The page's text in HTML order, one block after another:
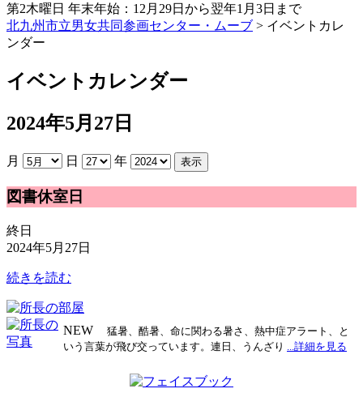
第2木曜日 年末年始：12月29日から翌年1月3日まで
北九州市立男女共同参画センター・ムーブ > イベントカレ
ンダー
イベントカレンダー
2024年5月27日
月 日 年
図
書
休
室
図書休室日
終日
2024年5月27日
続きを読む
NEW
猛暑、酷暑、命に関わる暑さ、熱中症アラート、と
いう言葉が飛び交っています。連日、うんざり ...詳細を見る